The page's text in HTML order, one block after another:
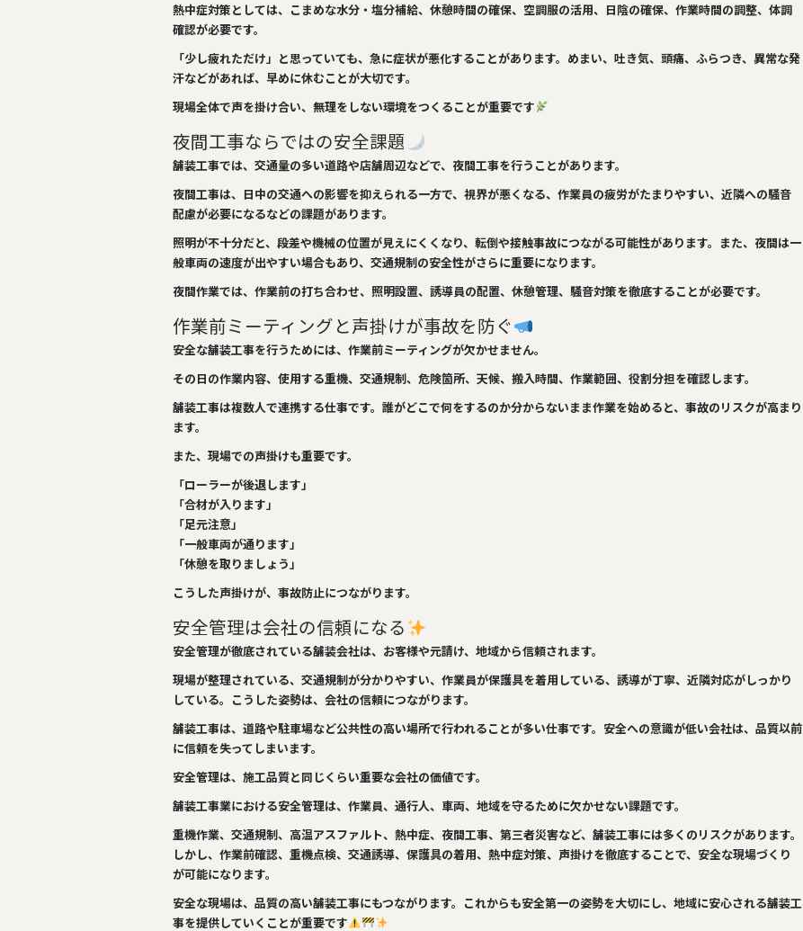
熱中症対策としては、こまめな水分・塩分補給、休憩時間の確保、空調服の活用、日陰の確保、作業時間の調整、体調
確認が必要です。
「少し疲れただけ」と思っていても、急に症状が悪化することがあります。めまい、吐き気、頭痛、ふらつき、異常な発
汗などがあれば、早めに休むことが大切です。
現場全体で声を掛け合い、無理をしない環境をつくることが重要です
夜間工事ならではの安全課題
舗装工事では、交通量の多い道路や店舗周辺などで、夜間工事を行うことがあります。
夜間工事は、日中の交通への影響を抑えられる一方で、視界が悪くなる、作業員の疲労がたまりやすい、近隣への騒音
配慮が必要になるなどの課題があります。
照明が不十分だと、段差や機械の位置が見えにくくなり、転倒や接触事故につながる可能性があります。また、夜間は一
般車両の速度が出やすい場合もあり、交通規制の安全性がさらに重要になります。
夜間作業では、作業前の打ち合わせ、照明設置、誘導員の配置、休憩管理、騒音対策を徹底することが必要です。
作業前ミーティングと声掛けが事故を防ぐ
安全な舗装工事を行うためには、作業前ミーティングが欠かせません。
その日の作業内容、使用する重機、交通規制、危険箇所、天候、搬入時間、作業範囲、役割分担を確認します。
舗装工事は複数人で連携する仕事です。誰がどこで何をするのか分からないまま作業を始めると、事故のリスクが高まり
ます。
また、現場での声掛けも重要です。
「ローラーが後退します」
「合材が入ります」
「足元注意」
「一般車両が通ります」
「休憩を取りましょう」
こうした声掛けが、事故防止につながります。
安全管理は会社の信頼になる
安全管理が徹底されている舗装会社は、お客様や元請け、地域から信頼されます。
現場が整理されている、交通規制が分かりやすい、作業員が保護具を着用している、誘導が丁寧、近隣対応がしっかり
している。こうした姿勢は、会社の信頼につながります。
舗装工事は、道路や駐車場など公共性の高い場所で行われることが多い仕事です。安全への意識が低い会社は、品質以前
に信頼を失ってしまいます。
安全管理は、施工品質と同じくらい重要な会社の価値です。
舗装工事業における安全管理は、作業員、通行人、車両、地域を守るために欠かせない課題です。
重機作業、交通規制、高温アスファルト、熱中症、夜間工事、第三者災害など、舗装工事には多くのリスクがあります。
しかし、作業前確認、重機点検、交通誘導、保護具の着用、熱中症対策、声掛けを徹底することで、安全な現場づくり
が可能になります。
安全な現場は、品質の高い舗装工事にもつながります。これからも安全第一の姿勢を大切にし、地域に安心される舗装工
事を提供していくことが重要です